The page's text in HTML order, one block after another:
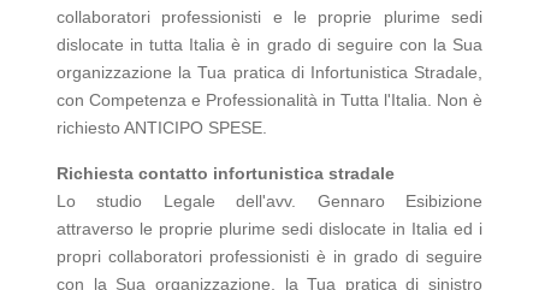
collaboratori professionisti e le proprie plurime sedi
dislocate in tutta Italia è in grado di seguire con la Sua
organizzazione la Tua pratica di Infortunistica Stradale,
con Competenza e Professionalità in Tutta l'Italia. Non è
richiesto ANTICIPO SPESE.
Richiesta contatto infortunistica stradale
Lo studio Legale dell'avv. Gennaro Esibizione
attraverso le proprie plurime sedi dislocate in Italia ed i
propri collaboratori professionisti è in grado di seguire
con la Sua organizzazione, la Tua pratica di sinistro